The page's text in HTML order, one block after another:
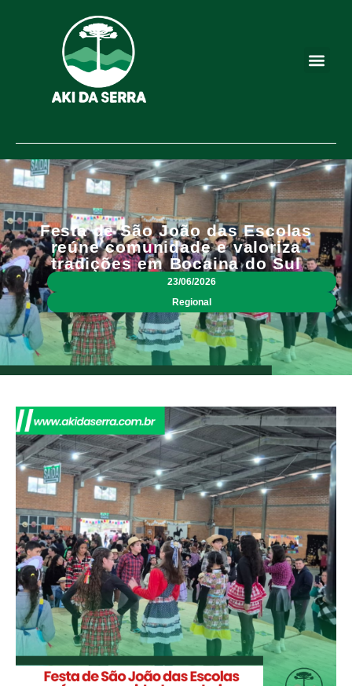
Festa de São João das Escolas
reúne comunidade e valoriza
tradições em Bocaina do Sul
23/06/2026
Regional